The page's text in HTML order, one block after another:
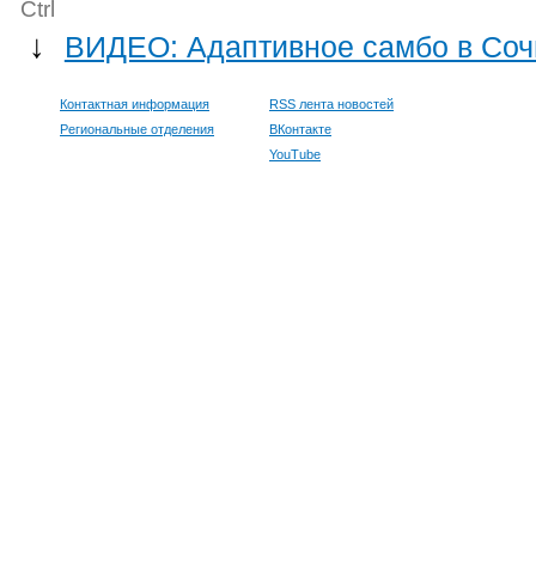
Ctrl
↓ ВИДЕО: Адаптивное самбо в
Контактная информация
Региональные отделения
RSS лента новостей
ВКонтакте
YouTube